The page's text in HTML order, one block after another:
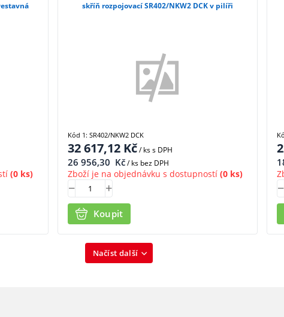
(0 ks)
skříň rozpojovací SR402/NKW2 DCK v pilíři
32 617,12Kč/ kss DPH
26 956,30 Kč/ ks bez DPH
Zboží je na objednávku s dostupností(0 ks)
Koupit
Kód 1: SR402/NKW2 DCK
Načíst další